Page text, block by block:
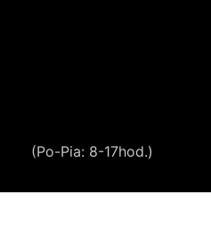
(Po-Pia: 8-17hod.)